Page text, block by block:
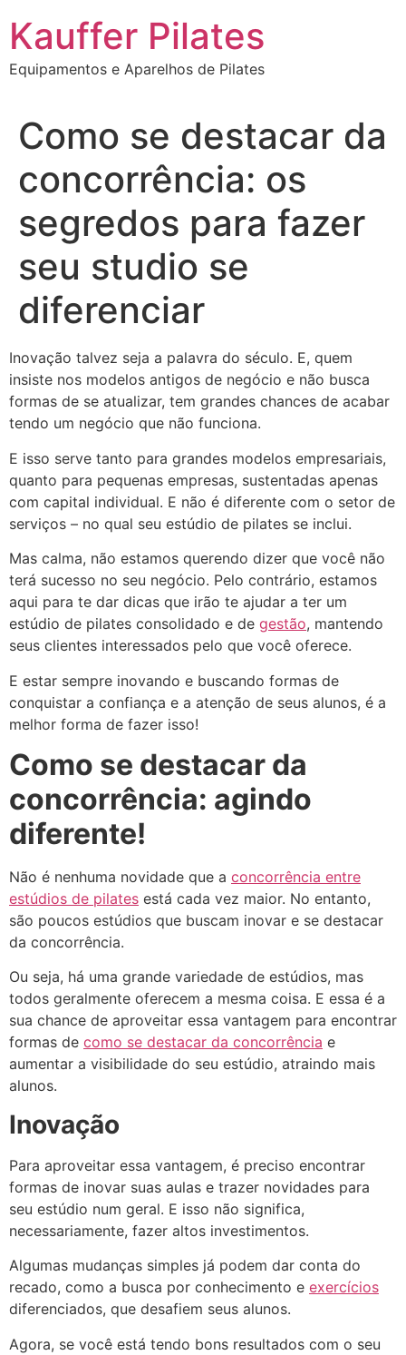
para
conteúdo
Kauffer Pilates
Equipamentos e Aparelhos de Pilates
Como se destacar da
concorrência: os
segredos para fazer
seu studio se
diferenciar
Inovação talvez seja a palavra do século. E, quem
insiste nos modelos antigos de negócio e não busca
formas de se atualizar, tem grandes chances de acabar
tendo um negócio que não funciona.
E isso serve tanto para grandes modelos empresariais,
quanto para pequenas empresas, sustentadas apenas
com capital individual. E não é diferente com o setor de
serviços – no qual seu estúdio de pilates se inclui.
Mas calma, não estamos querendo dizer que você não
terá sucesso no seu negócio. Pelo contrário, estamos
aqui para te dar dicas que irão te ajudar a ter um
estúdio de pilates consolidado e de gestão, mantendo
seus clientes interessados pelo que você oferece.
E estar sempre inovando e buscando formas de
conquistar a confiança e a atenção de seus alunos, é a
melhor forma de fazer isso!
Como se destacar da
concorrência: agindo
diferente!
Não é nenhuma novidade que a concorrência entre
estúdios de pilates está cada vez maior. No entanto,
são poucos estúdios que buscam inovar e se destacar
da concorrência.
Ou seja, há uma grande variedade de estúdios, mas
todos geralmente oferecem a mesma coisa. E essa é a
sua chance de aproveitar essa vantagem para encontrar
formas de como se destacar da concorrência e
aumentar a visibilidade do seu estúdio, atraindo mais
alunos.
Inovação
Para aproveitar essa vantagem, é preciso encontrar
formas de inovar suas aulas e trazer novidades para
seu estúdio num geral. E isso não significa,
necessariamente, fazer altos investimentos.
Algumas mudanças simples já podem dar conta do
recado, como a busca por conhecimento e exercícios
diferenciados, que desafiem seus alunos.
Agora, se você está tendo bons resultados com o seu